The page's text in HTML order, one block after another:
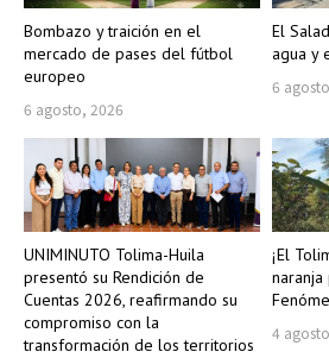
Bombazo y traición en el
mercado de pases del fútbol
europeo
6 agosto, 2026
El
agua y
6
UNIMINUTO Tolima-Huila
presentó su Rendición de
Cuentas 2026, reafirmando su
compromiso con la
transformación de los territorios
¡El
4